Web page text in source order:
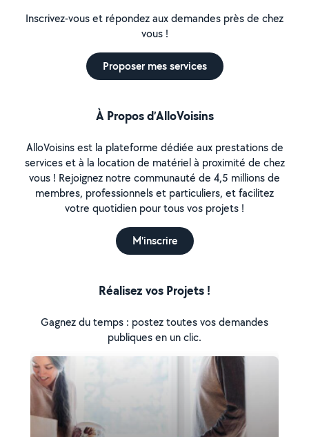
Inscrivez-vous et répondez aux demandes près de chez
vous !
Proposer mes services
À Propos d’AlloVoisins
AlloVoisins est la plateforme dédiée aux prestations de
services et à la location de matériel à proximité de chez
vous ! Rejoignez notre communauté de 4,5 millions de
membres, professionnels et particuliers, et facilitez
votre quotidien pour tous vos projets !
M'inscrire
Réalisez vos Projets !
Gagnez du temps : postez toutes vos demandes
publiques en un clic.